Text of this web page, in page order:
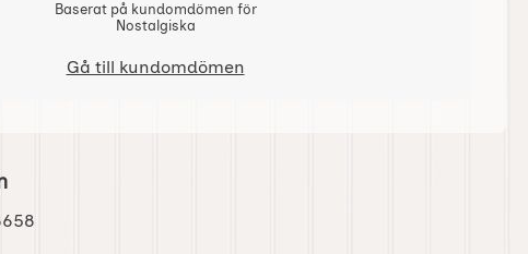
Baserat på kundomdömen för
Nostalgiska
Gå till kundomdömen